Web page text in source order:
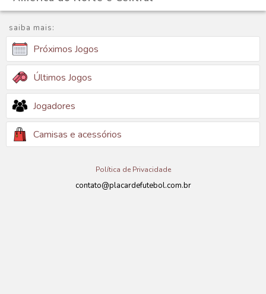
saiba mais:
Próximos Jogos
Últimos Jogos
Jogadores
Camisas e acessórios
Política de Privacidade
contato@placardefutebol.com.br